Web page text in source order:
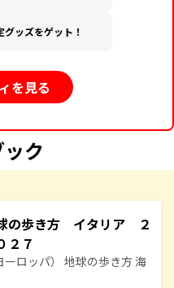
ッズをゲット！
を見る
ク
の歩き方 イタリア ２
２７
ーロッパ） 地球の歩き方 海